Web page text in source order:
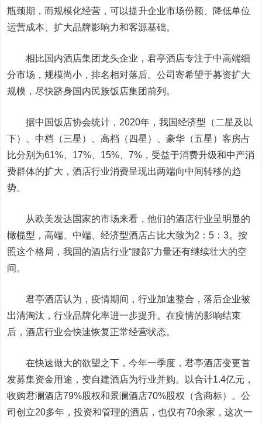
瓶颈期，而规模化经营，可以提升企业市场份额、降低单位
运营成本、扩大品牌影响力和客源基础。
相比国内酒店集团龙头企业，君亭酒店专注于中高端细
分市场，规模尚小，排名相对落后。公司寄希望于募资扩大
规模，尽快跻身国内民族饭店集团前列。
据中国饭店协会统计，2020年，我国经济型（二星及以
下）、中档（三星）、高档（四星）、豪华（五星）客房占
比分别为61%、17%、15%、7%，受益于消费升级和中产消
费群体的扩大，酒店行业消费呈现出两端向中间转移的趋
势。
从欧美发达国家的市场来看，他们的酒店行业呈明显的
橄榄型，高端、中端、经济型酒店占比大致为2：5：3。按
照这个格局，我国的酒店行业“腰部”力量还有继续壮大的空
间。
君亭酒店认为，疫情期间，行业加速整合，落后企业被
出清淘汰，行业品牌化率进一步提升。在疫情的影响结束
后，酒店行业会快速恢复正常经营状态。
在快速做大的欲望之下，今年一季度，君亭酒店变更首
发募集资金用途，变自建酒店为行业并购。以合计1.4亿元，
收购君澜酒店79%股权和景澜酒店70%股权（含商标）。公
司创立20多年，投资和管理的酒店，也仅有70余家，这次一